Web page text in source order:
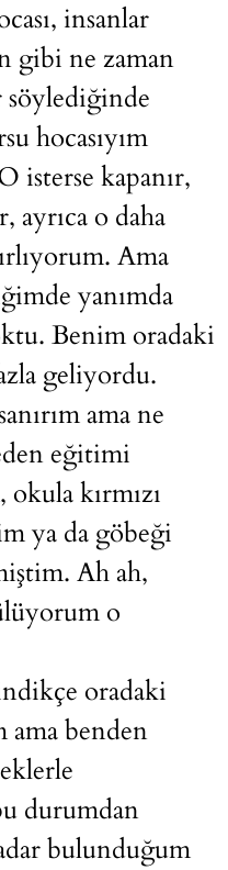
insanlar
gibi ne zaman
söylediğinde
hocasıyım
isterse kapanır,
o daha
Ama
yanımda
Benim oradaki
geliyordu.
ama ne
eğitimi
kırmızı
ya da göbeği
Ah ah,
o
oradaki
ama benden
durumdan
bulunduğum